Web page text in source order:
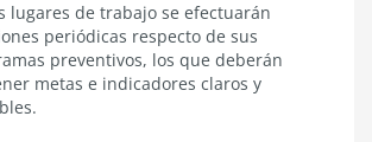
lugares de trabajo se efectuarán
periódicas respecto de sus
preventivos, los que deberán
metas e indicadores claros y